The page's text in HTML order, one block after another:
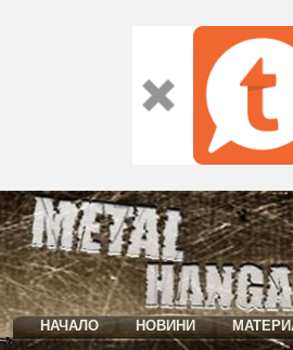
НАЧАЛО НОВИНИ